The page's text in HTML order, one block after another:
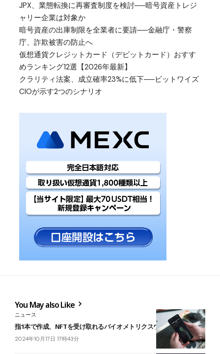
JPX、業態転換に再審査制度を検討──暗号資産トレジ
ャリー企業は対象か
暗号資産の出庫制限を全業者に要請──金融庁・警察
庁、詐欺被害の防止へ
仮想通貨クレジットカード（デビットカード）おすす
めランキング12選【2026年最新】
クラリティ法案、成立確率23%に低下──ビットワイズ
CIOが示す2つのシナリオ
You May also Like
ニュース
指1本で作成、NFTを受け取れるバイオメトリクスウォレット誕生
2024年10月17日 17時43分